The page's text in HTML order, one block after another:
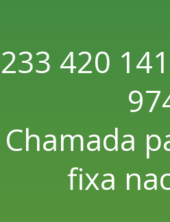
233 420
Chamada
fixa